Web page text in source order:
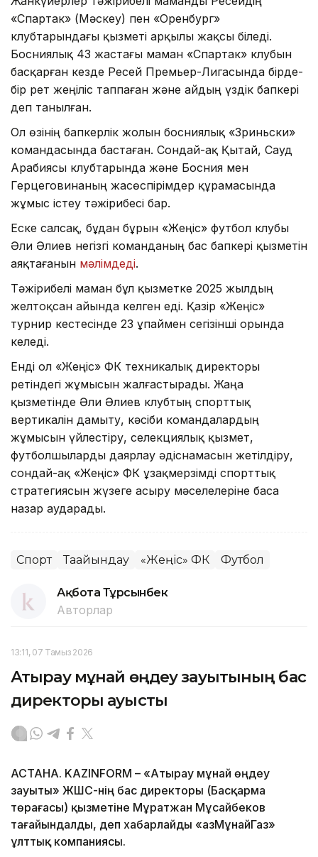
«Спартак» (Мәскеу) пен «Оренбург»
клубтарындағы қызметі арқылы жақсы біледі.
Босниялық 43 жастағы маман «Спартак» клубын
басқарған кезде Ресей Премьер-Лигасында бірде-
бір рет жеңіліс таппаған және айдың үздік бапкері
деп танылған.
Ол өзінің бапкерлік жолын босниялық «Зриньски»
командасында бастаған. Сондай-ақ Қытай, Сауд
Арабиясы клубтарында және Босния мен
Герцеговинаның жасөспірімдер құрамасында
жұмыс істеу тәжірибесі бар.
Еске салсақ, бұдан бұрын «Жеңіс» футбол клубы
Әли Әлиев негізгі команданың бас бапкері қызметін
аяқтағанын мәлімдеді.
Тәжірибелі маман бұл қызметке 2025 жылдың
желтоқсан айында келген еді. Қазір «Жеңіс»
турнир кестесінде 23 ұпаймен сегізінші орында
келеді.
Енді ол «Жеңіс» ФК техникалық директоры
ретіндегі жұмысын жалғастырады. Жаңа
қызметінде Әли Әлиев клубтың спорттық
вертикалін дамыту, кәсіби командалардың
жұмысын үйлестіру, селекциялық қызмет,
футболшыларды даярлау әдіснамасын жетілдіру,
сондай-ақ «Жеңіс» ФК ұзақмерзімді спорттық
стратегиясын жүзеге асыру мәселелеріне баса
назар аударады.
Спорт Тағайындау «Жеңіс» ФК Футбол
Ақбота Тұрсынбек
Авторлар
13:11, 07 Тамыз 2026
Атырау мұнай өңдеу зауытының бас
директоры ауысты
АСТАНА. KAZINFORM – «Атырау мұнай өңдеу
зауыты» ЖШС-нің бас директоры (Басқарма
төрағасы) қызметіне Мұратжан Мұсайбеков
тағайындалды, деп хабарлайды «ҚазМұнайГаз»
ұлттық компаниясы.